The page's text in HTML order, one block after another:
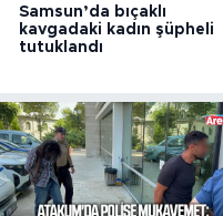
Samsun’da bıçaklı
kavgadaki kadın şüpheli
tutuklandı